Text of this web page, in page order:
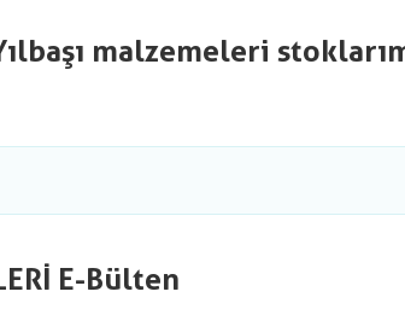
malzemeleri
E-Bülten